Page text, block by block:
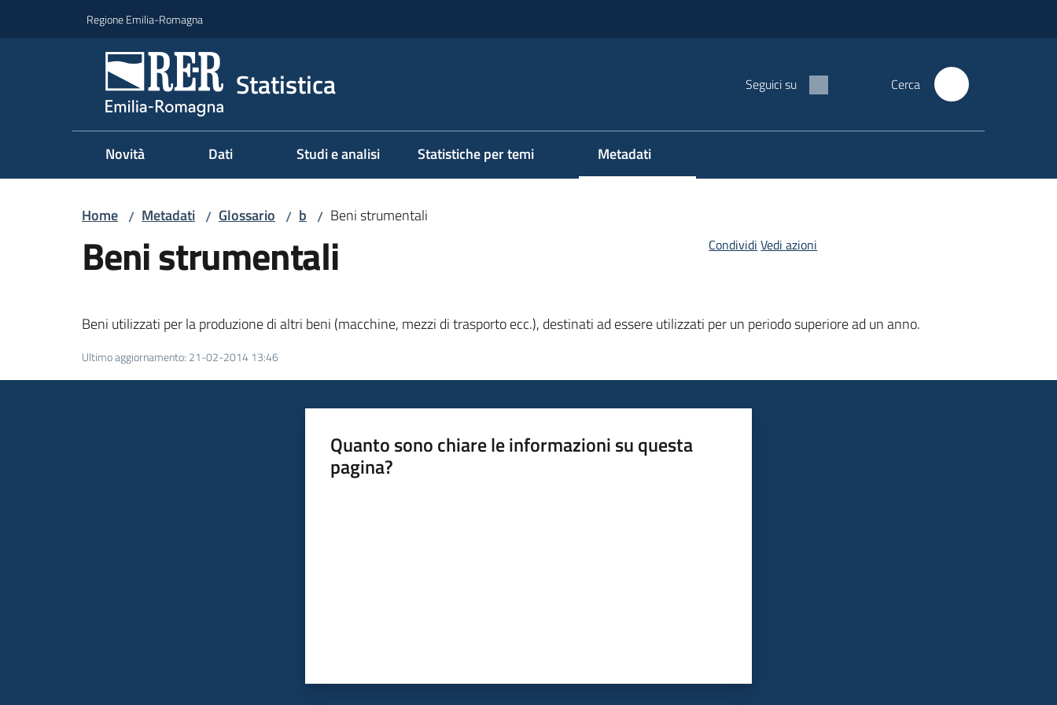
Regione Emilia-Romagna
Statistica Seguici su Cerca
Novità Dati Studi e analisi Statistiche per temi Metadati
Home / Metadati / Glossario / b / Beni strumentali
Beni strumentali Condividi Vedi azioni
Beni utilizzati per la produzione di altri beni (macchine, mezzi di trasporto ecc.), destinati ad essere utilizzati per un periodo superiore ad un anno.
Ultimo aggiornamento: 21-02-2014 13:46
Quanto sono chiare le informazioni su questa
pagina?